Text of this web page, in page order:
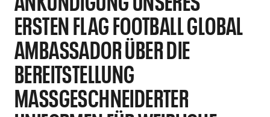
RSTEN FLAG FOOTBALL GLOBAL A
MBASSADOR ÜBER DIE B
EREITSTELLUNG M
ASSGESCHNEIDERTER UN